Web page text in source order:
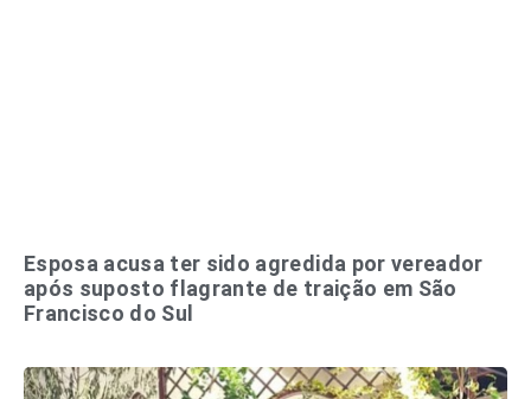
Esposa acusa ter sido agredida por vereador
após suposto flagrante de traição em São
Francisco do Sul